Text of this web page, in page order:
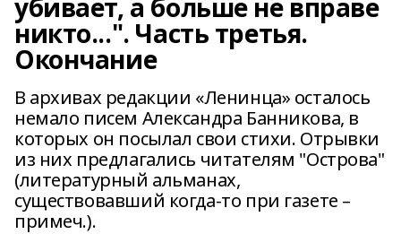
убивает, а больше не вправе
никто...". Часть третья.
Окончание
В архивах редакции «Ленинца» осталось
немало писем Александра Банникова, в
которых он посылал свои стихи. Отрывки
из них предлагались читателям "Острова"
(литературный альманах,
существовавший когда-то при газете –
примеч.).